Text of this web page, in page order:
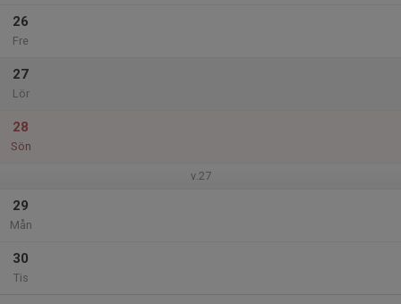
26
Fre
27
Lör
28
Sön
v.27
29
Mån
30
Tis